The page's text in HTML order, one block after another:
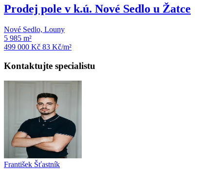
Prodej pole v k.ú. Nové Sedlo u Žatce
Nové Sedlo, Louny
5 985 m²
499 000 Kč 83 Kč/m²
Kontaktujte specialistu
František Šťastník